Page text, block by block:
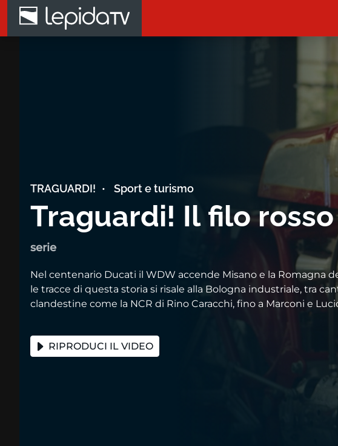
Salta al contenuto principale
TRAGUARDI! Sport e turismo
Traguardi! Il filo rosso
serie
Nel centenario Ducati il WDW accende Misano e la Romagna
le tracce di questa storia si risale alla Bologna industriale, tra
clandestine come la NCR di Rino Caracchi, fino a Marconi e
RIPRODUCI IL VIDEO